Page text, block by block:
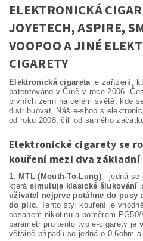
ELEKTRONICKÁ
JOYETECH, ASPIRE,
VOOPOO A JINÉ
CIGARETY
Elektronická cigaretaje zařízení,
patentováno v Číně v roce 2006.
prvních zemí na celém světě, kde
distribuovat. Náš e-shop s
od roku 2008, čili od samého
Elektronické cigarety se
kouření mezi dva základní
1. MTL (Mouth-To-Lung) - jedná se
která simuluje klasické šlukování
uživatel nejprve potáhne do pusy
do plic. Tento styl kouření je
obsahem nikotinu a poměrem
parametr pro tento typ e-cigarety je
většině případů se jedná o 0,6ohm